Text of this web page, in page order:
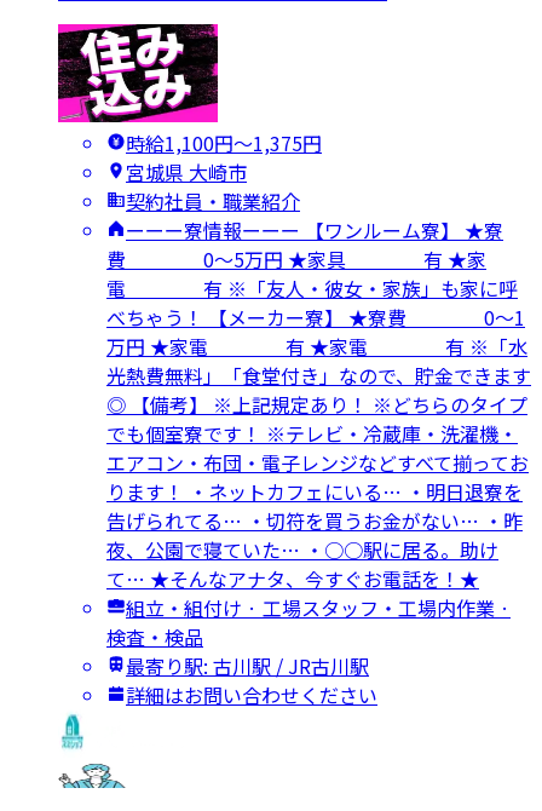
時給1,100円〜1,375円
宮城県 大崎市
契約社員・職業紹介
ーーー寮情報ーーー 【ワンルーム寮】 ★寮
費 0～5万円 ★家具 有 ★家
電 有 ※「友人・彼女・家族」も家に呼
べちゃう！ 【メーカー寮】 ★寮費 0～1
万円 ★家電 有 ★家電 有 ※「水
光熱費無料」「食堂付き」なので、貯金できます
◎ 【備考】 ※上記規定あり！ ※どちらのタイプ
でも個室寮です！ ※テレビ・冷蔵庫・洗濯機・
エアコン・布団・電子レンジなどすべて揃ってお
ります！ ・ネットカフェにいる… ・明日退寮を
告げられてる… ・切符を買うお金がない… ・昨
夜、公園で寝ていた… ・○○駅に居る。助け
て… ★そんなアナタ、今すぐお電話を！★
組立・組付け · 工場スタッフ・工場内作業 ·
検査・検品
最寄り駅: 古川駅 / JR古川駅
詳細はお問い合わせください